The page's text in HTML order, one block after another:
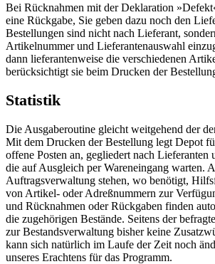
Bei Rücknahmen mit der Deklaration
eine Rückgabe, Sie geben dazu noch den
Bestellungen sind nicht nach Lieferant,
Artikelnummer und Lieferantenauswahl
dann lieferantenweise die verschiedenen
berücksichtigt sie beim Drucken der
Statistik
Die Ausgaberoutine gleicht weitgehend der
Mit dem Drucken der Bestellung legt Depot
offene Posten an, gegliedert nach Lieferanten
die auf Ausgleich per Wareneingang warten.
Auftragsverwaltung stehen, wo benötigt,
von Artikel- oder Adreßnummern zur
und Rücknahmen oder Rückgaben finden
die zugehörigen Bestände. Seitens der
zur Bestandsverwaltung bisher keine
kann sich natürlich im Laufe der Zeit noch
unseres Erachtens für das Programm.